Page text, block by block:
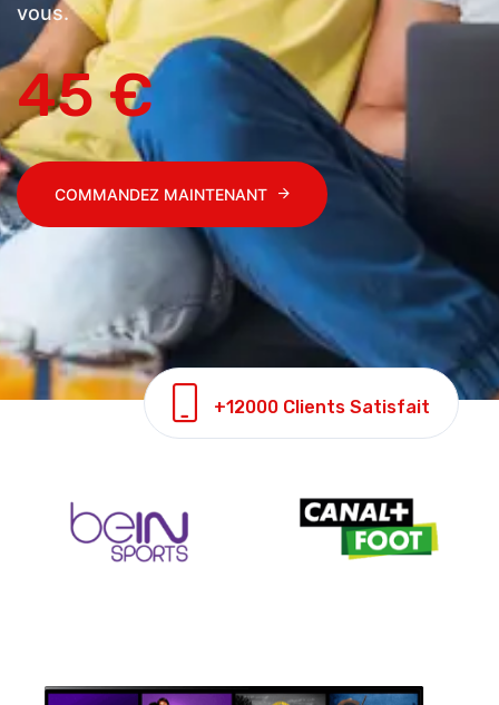
vous.
45 €
COMMANDEZ MAINTENANT
+12000 Clients Satisfait